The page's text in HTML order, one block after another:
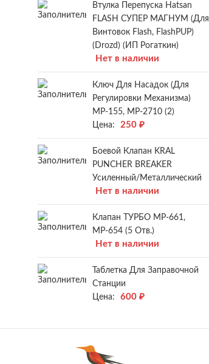
Втулка Перепуска Hatsan
FLASH СУПЕР МАГНУМ (для
Винтовок Flash, FlashPUP)
(Drozd) (ИП Рогаткин)
Нет в наличии
Ключ Для Насадок (для
Регулировки Механизма)
МР-155, МР-2710 (2)
Цена:
250 ₽
Боевой Клапан KRAL
PUNCHER BREAKER
Усиленный/металлический
Нет в наличии
Клапан ТУРБО МР-661,
МР-654 (5 Отв.)
Нет в наличии
Таблетка Для Заправочной
Станции
Цена:
600 ₽